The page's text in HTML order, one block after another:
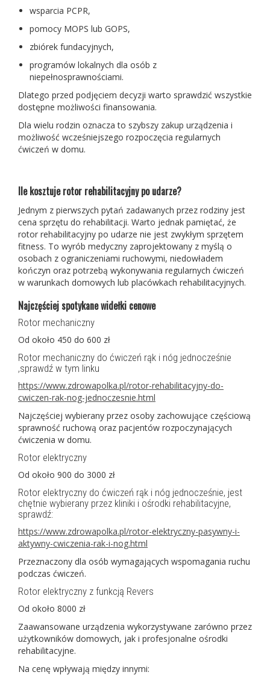
wsparcia PCPR,
pomocy MOPS lub GOPS,
zbiórek fundacyjnych,
programów lokalnych dla osób z
niepełnosprawnościami.
Dlatego przed podjęciem decyzji warto sprawdzić wszystkie
dostępne możliwości finansowania.
Dla wielu rodzin oznacza to szybszy zakup urządzenia i
możliwość wcześniejszego rozpoczęcia regularnych
ćwiczeń w domu.
Ile kosztuje rotor rehabilitacyjny po udarze?
Jednym z pierwszych pytań zadawanych przez rodziny jest
cena sprzętu do rehabilitacji. Warto jednak pamiętać, że
rotor rehabilitacyjny po udarze nie jest zwykłym sprzętem
fitness. To wyrób medyczny zaprojektowany z myślą o
osobach z ograniczeniami ruchowymi, niedowładem
kończyn oraz potrzebą wykonywania regularnych ćwiczeń
w warunkach domowych lub placówkach rehabilitacyjnych.
Najczęściej spotykane widełki cenowe
Rotor mechaniczny
Od około 450 do 600 zł
Rotor mechaniczny do ćwiczeń rąk i nóg jednocześnie
,sprawdź w tym linku
https://www.zdrowapolka.pl/rotor-rehabilitacyjny-do-
cwiczen-rak-nog-jednoczesnie.html
Najczęściej wybierany przez osoby zachowujące częściową
sprawność ruchową oraz pacjentów rozpoczynających
ćwiczenia w domu.
Rotor elektryczny
Od około 900 do 3000 zł
Rotor elektryczny do ćwiczeń rąk i nóg jednocześnie, jest
chętnie wybierany przez kliniki i ośrodki rehabilitacyjne,
sprawdź:
https://www.zdrowapolka.pl/rotor-elektryczny-pasywny-i-
aktywny-cwiczenia-rak-i-nog.html
Przeznaczony dla osób wymagających wspomagania ruchu
podczas ćwiczeń.
Rotor elektryczny z funkcją Revers
Od około 8000 zł
Zaawansowane urządzenia wykorzystywane zarówno przez
użytkowników domowych, jak i profesjonalne ośrodki
rehabilitacyjne.
Na cenę wpływają między innymi: